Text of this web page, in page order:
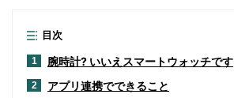
目次
1 腕時計? いいえスマートウォッチです
2 アプリ連携でできること